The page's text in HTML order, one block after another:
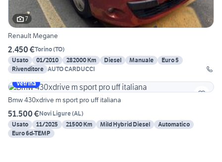
7
Renault Megane
2.450 €Torino(TO)
Usato
01/2010 282000 Km Diesel Manuale
Euro 5
Rivenditore AUTO CARDUCCI
Vetrina
Bmw 430xdrive m sport pro uff italiana
51.500 €Novi Ligure(AL)
Usato
11/2025 21500 Km Mild Hybrid Diesel
Automatico
Euro 6d-TEMP